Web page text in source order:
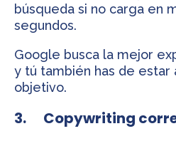
búsqueda si no carga en
segundos.
Google busca la mejor
y tú también has de estar
objetivo.
3. Copywriting